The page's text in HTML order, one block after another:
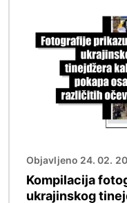
Objavljeno 24. 02.
Kompilacija
ukrajinskog